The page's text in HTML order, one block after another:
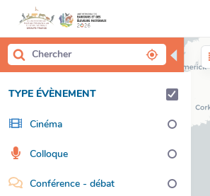
◀
TYPE ÉVÈNEMENT
Cinéma
Colloque
Conférence - débat